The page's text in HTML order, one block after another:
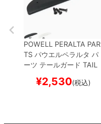
POWELL PERALTA PAR
TS パウエルペラルタ パ
ーツ テールガード TAIL
ケボー
¥2,530(税込)